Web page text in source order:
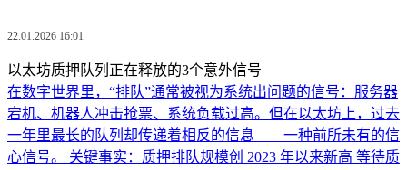
22.01.2026 16:01
以太坊质押队列正在释放的3个意外信号
在数字世界里，“排队”通常被视为系统出问题的信号：服务器
宕机、机器人冲击抢票、系统负载过高。但在以太坊上，过去
一年里最长的队列却传递着相反的信息——一种前所未有的信
心信号。 关键事实：质押排队规模创 2023 年以来新高 等待质